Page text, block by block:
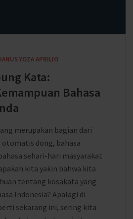
YOZA APRILIO
Kata:
Bahasa
merupakan bagian dari
otomatis dong, bahasa
sehari-hari masyarakat
kita yakin bahwa kita
tentang kosakata yang
Indonesia? Apalagi di
sekarang ini, sering kita